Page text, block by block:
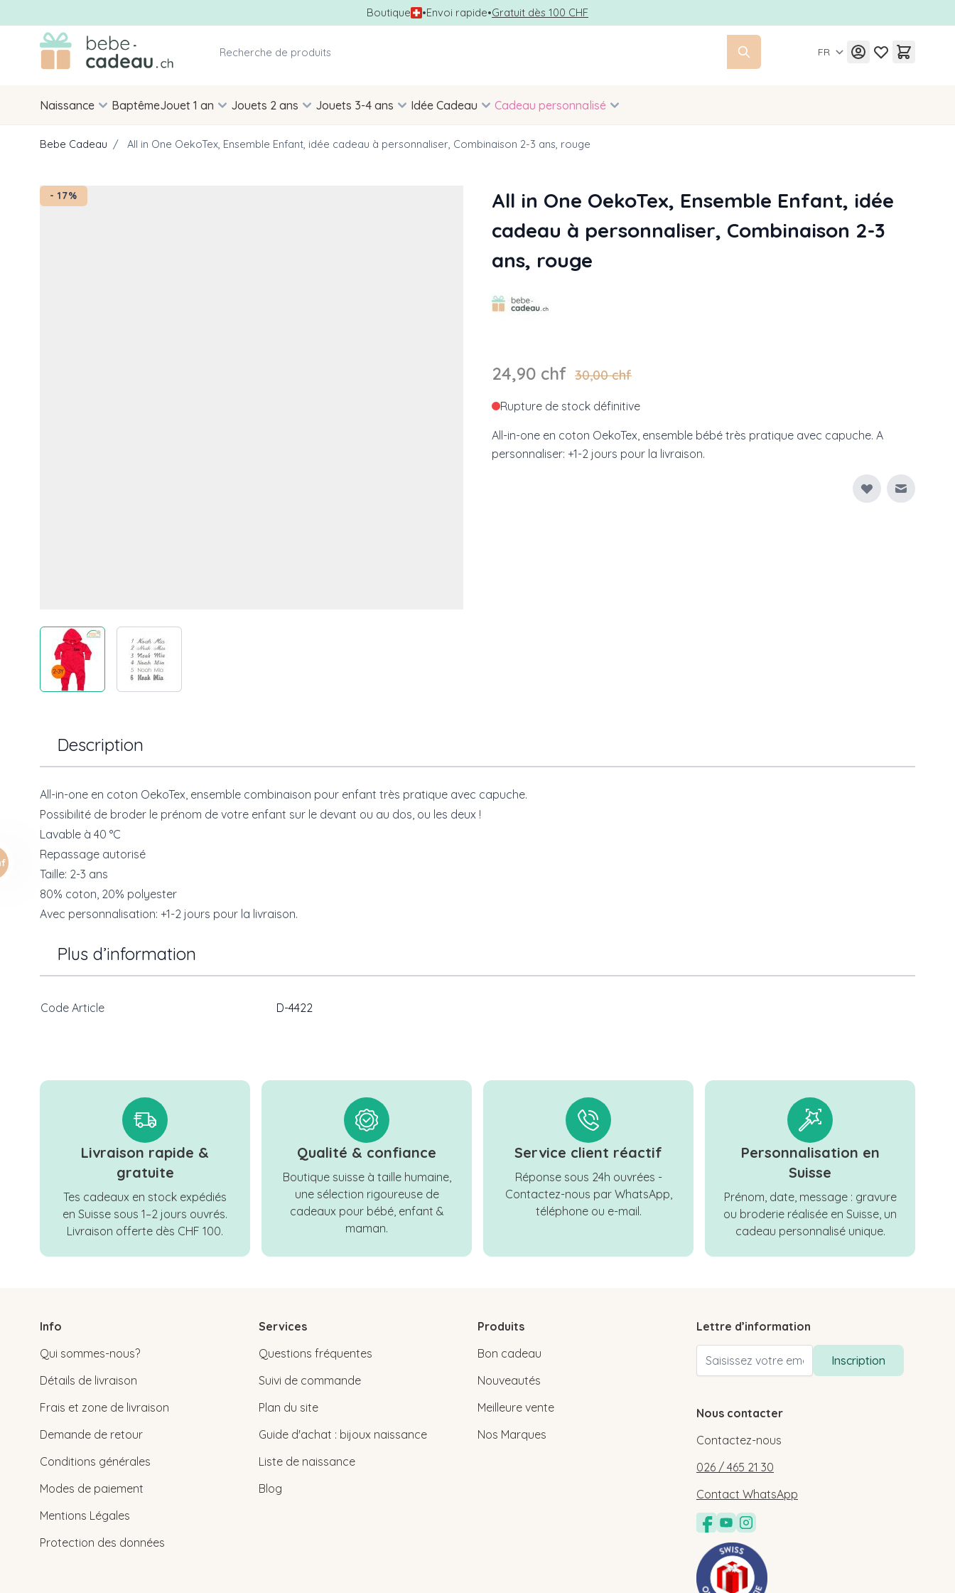
Boutique •Envoi rapide•Gratuit dès 100 CHF
Allez au contenu
FR
Naissance BaptêmeJouet 1 an Jouets 2 ans Jouets 3-4 ans Idée Cadeau Cadeau personnalisé
Bebe Cadeau / All in One OekoTex, Ensemble Enfant, idée cadeau à personnaliser, Combinaison 2-3 ans, rouge
All in One OekoTex, Ensemble Enfant, idée
cadeau à personnaliser, Combinaison 2-3
ans, rouge
- 17%
View larger imageView larger image
30,00 chf
24,90 chf
Rupture de stock définitive
All-in-one en coton OekoTex, ensemble bébé très pratique avec capuche. A
personnaliser: +1-2 jours pour la livraison.
Envoyer
Description
All-in-one en coton OekoTex, ensemble combinaison pour enfant très pratique avec capuche.
Possibilité de broder le prénom de votre enfant sur le devant ou au dos, ou les deux !
Lavable à 40 °C
Repassage autorisé
Taille: 2-3 ans
80% coton, 20% polyester
Avec personnalisation: +1-2 jours pour la livraison.
Plus d’information
Code Article D-4422
Livraison rapide &
gratuite
Tes cadeaux en stock expédiés
en Suisse sous 1–2 jours ouvrés.
Livraison offerte dès CHF 100.
Qualité & confiance
Boutique suisse à taille humaine,
une sélection rigoureuse de
cadeaux pour bébé, enfant &
maman.
Service client réactif
Réponse sous 24h ouvrées -
Contactez-nous par WhatsApp,
téléphone ou e-mail.
Personnalisation en
Suisse
Prénom, date, message : gravure
ou broderie réalisée en Suisse, un
cadeau personnalisé unique.
Info
Qui sommes-nous?
Détails de livraison
Frais et zone de livraison
Demande de retour
Conditions générales
Modes de paiement
Mentions Légales
Protection des données
Services
Questions fréquentes
Suivi de commande
Plan du site
Guide d'achat : bijoux naissance
Liste de naissance
Blog
Produits
Bon cadeau
Nouveautés
Meilleure vente
Nos Marques
Lettre d’information
Adresse email
Inscription
Nous contacter
Contactez-nous
026 / 465 21 30
Contact WhatsApp